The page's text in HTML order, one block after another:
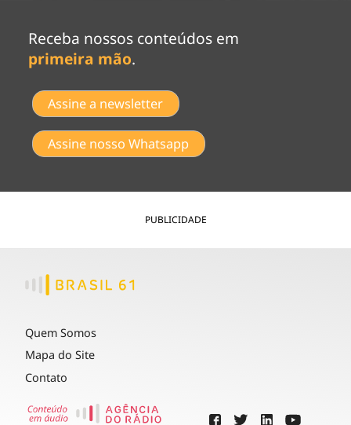
Receba nossos conteúdos em
primeira mão.
Assine a newsletter
Assine nosso Whatsapp
PUBLICIDADE
Quem Somos
Mapa do Site
Contato